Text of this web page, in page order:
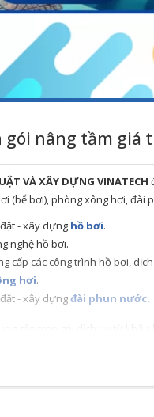
gói nâng tầm
VÀ XÂY DỰNG VINATECH
(bể bơi), phòng xông hơi,
- xây dựng hồ bơi.
nghệ hồ bơi.
cấp các công trình hồ bơi,
hơi.
- xây dựngđài phun nước.
mỹ của công trình hồ bơi,